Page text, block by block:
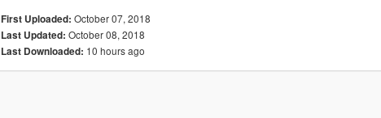
First Uploaded: October 07, 2018
Last Updated: October 08, 2018
Last Downloaded: 10 hours ago